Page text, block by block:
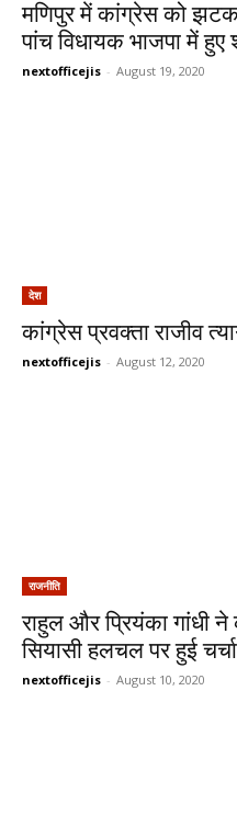
मणिपुर में कांग्रेस को
पांच विधायक भाजपा में हुए
nextofficejis - August 19, 2020
देश
कांग्रेस प्रवक्ता राजीव
nextofficejis - August 12, 2020
राजनीति
राहुल और प्रियंका गांधी
सियासी हलचल पर हुई चर्चा
nextofficejis - August 10, 2020